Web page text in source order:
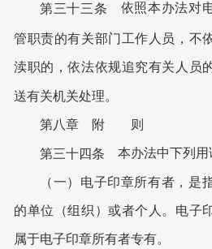
第三十三条 依照本办法对
管职责的有关部门工作人员，不
渎职的，依法依规追究有关人员
送有关机关处理。
第八章 附 则
第三十四条 本办法中下列用
（一）电子印章所有者，是
的单位（组织）或者个人。电子
属于电子印章所有者专有。